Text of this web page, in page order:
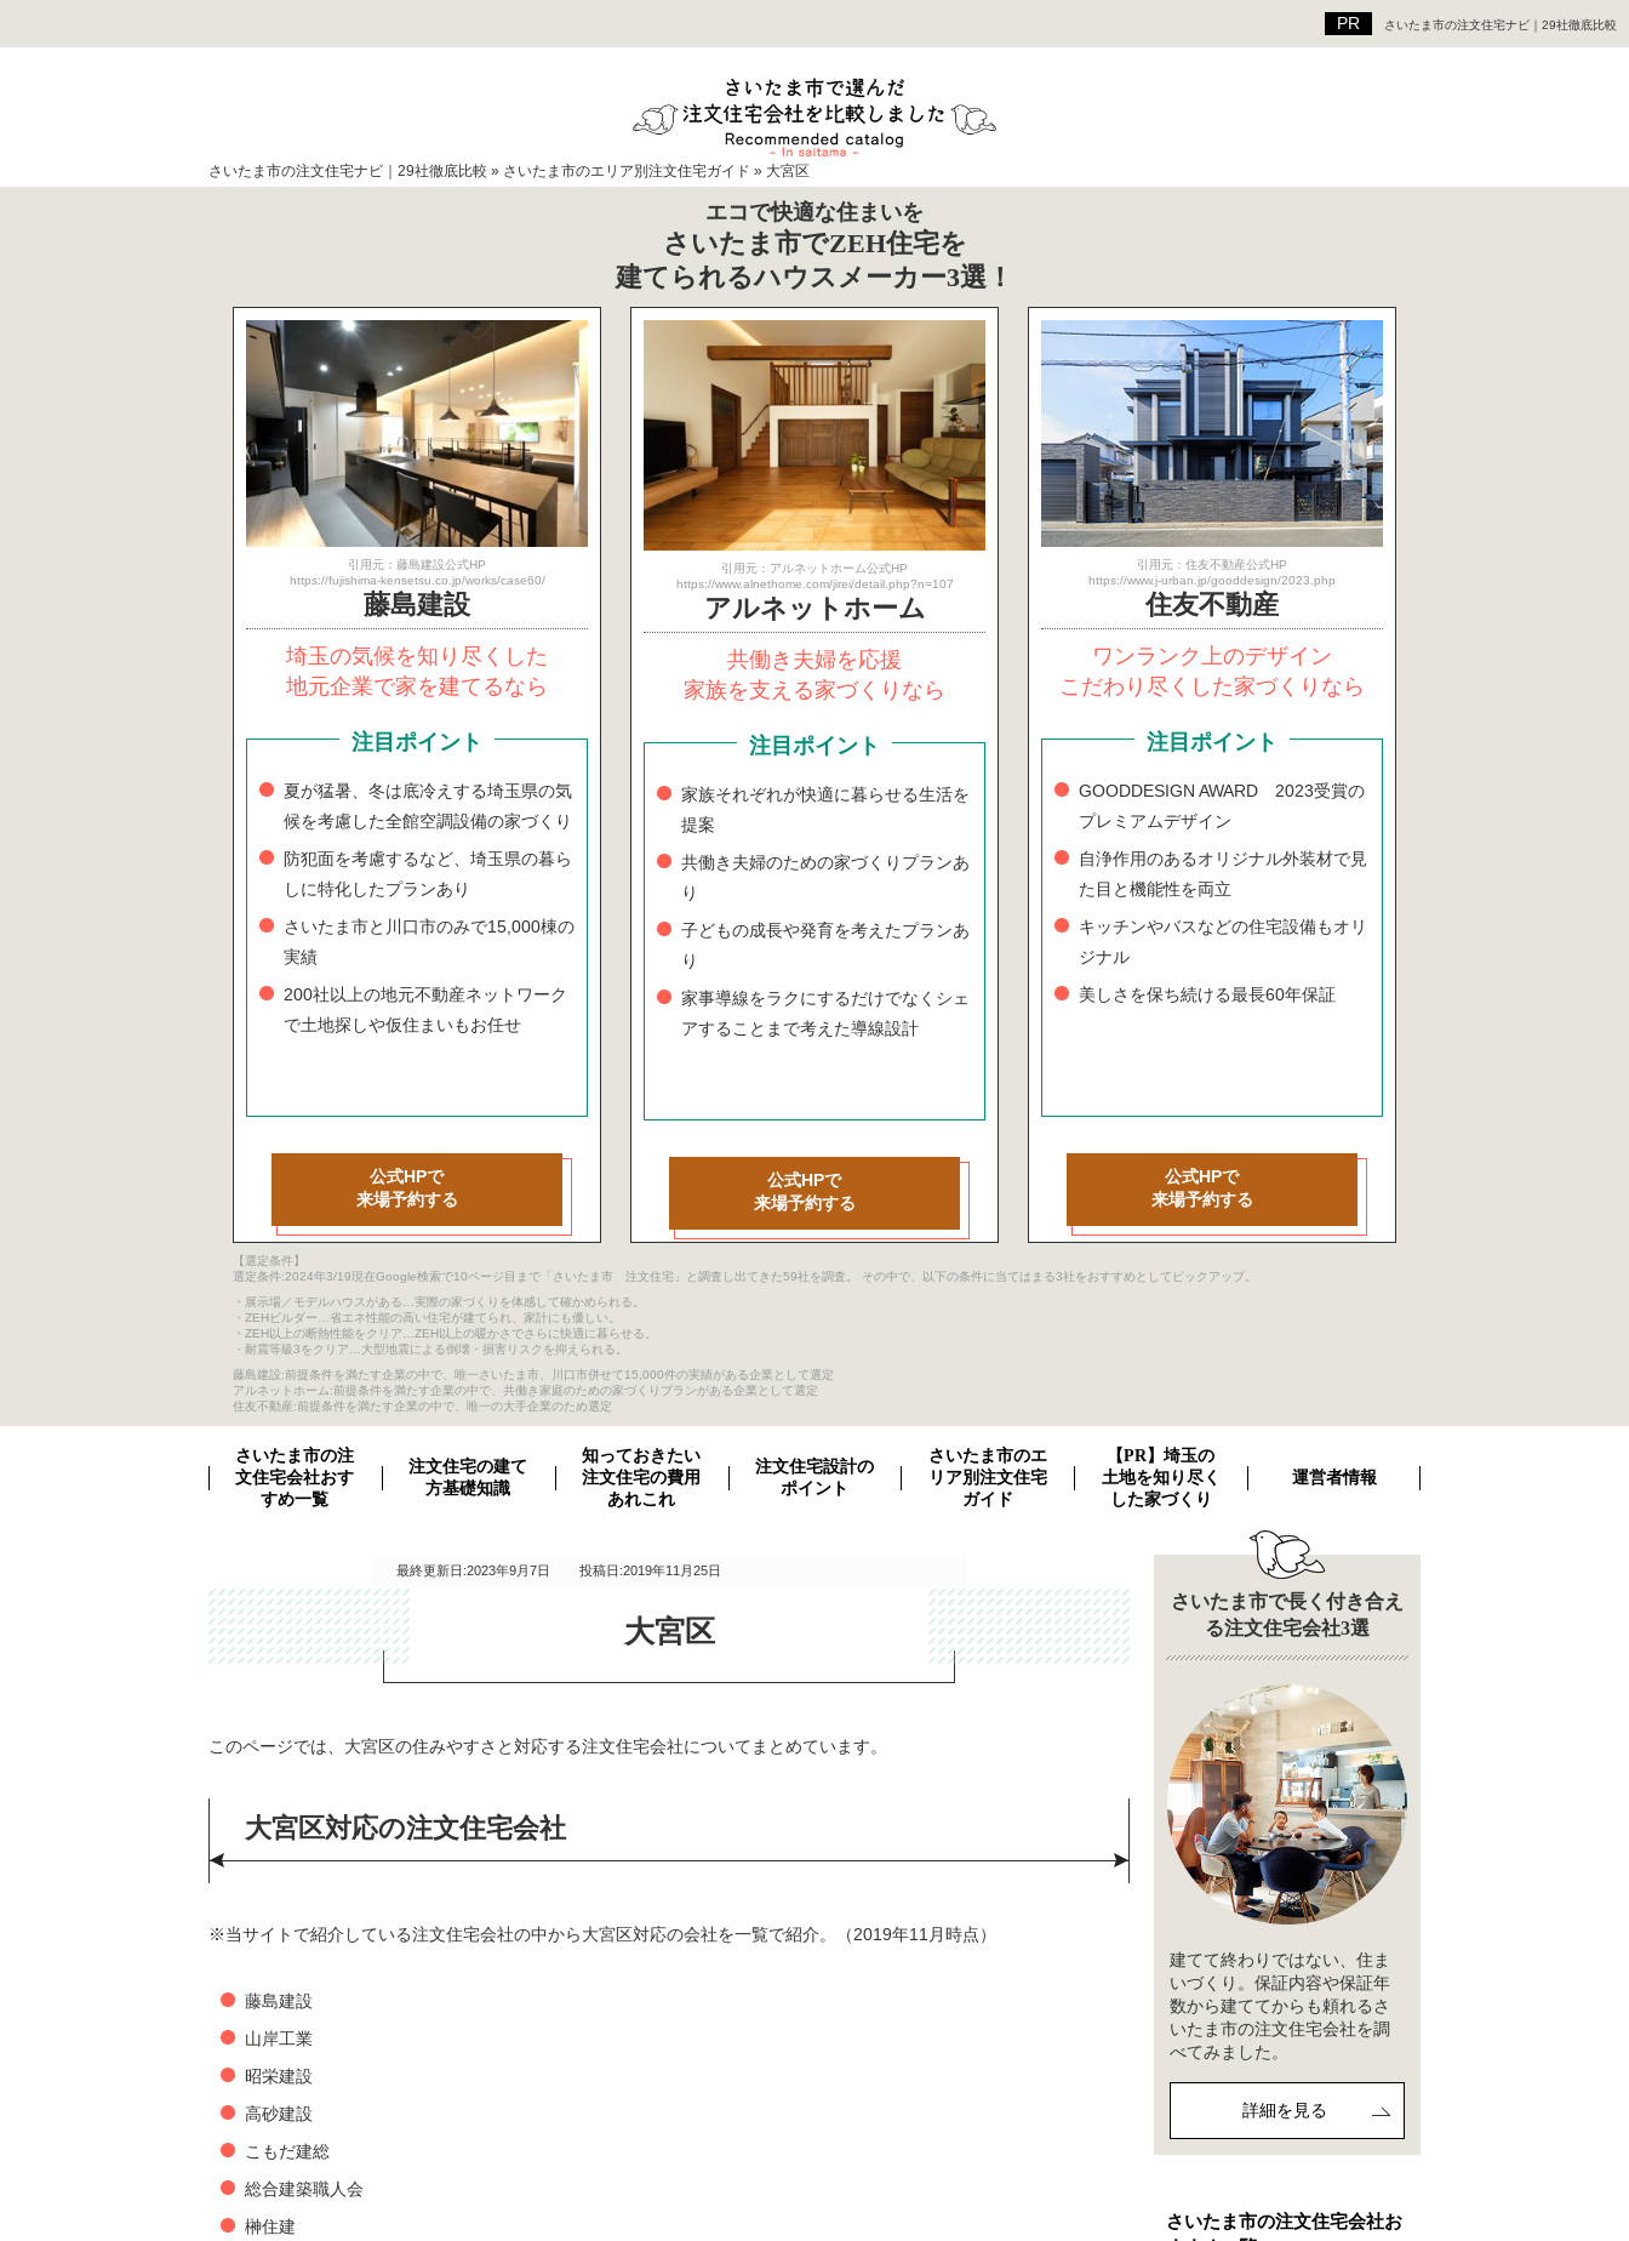
さいたま市の注文住宅ナビ｜29社徹底比較
さいたま市の注文住宅ナビ｜29社徹底比較 » さいたま市のエリア別注文住宅ガイド » 大宮区
エコで快適な住まいを
さいたま市でZEH住宅を
建てられるハウスメーカー3選！
引用元：藤島建設公式HP
https://fujishima-kensetsu.co.jp/works/case60/
藤島建設
埼玉の気候を知り尽くした
地元企業で家を建てるなら
注目ポイント
夏が猛暑、冬は底冷えする埼玉県の気
候を考慮した全館空調設備の家づくり
防犯面を考慮するなど、埼玉県の暮ら
しに特化したプランあり
さいたま市と川口市のみで15,000棟の
実績
200社以上の地元不動産ネットワーク
で土地探しや仮住まいもお任せ
公式HPで
来場予約する
引用元：アルネットホーム公式HP
https://www.alnethome.com/jirei/detail.php?n=107
アルネット ホーム
共働き夫婦を応援
家族を支える家づくりなら
注目ポイント
家族それぞれが快適に暮らせる生活を
提案
共働き夫婦のための家づくりプランあ
り
子どもの成長や発育を考えたプランあ
り
家事導線をラクにするだけでなくシェ
アすることまで考えた導線設計
公式HPで
来場予約する
引用元：住友不動産公式HP
https://www.j-urban.jp/gooddesign/2023.php
住友不動産
ワンランク上のデザイン
こだわり尽くした家づくりなら
注目ポイント
GOODDESIGN AWARD 2023受賞の
プレミアムデザイン
自浄作用のあるオリジナル外装材で見
た目と機能性を両立
キッチンやバスなどの住宅設備もオリ
ジナル
美しさを保ち続ける最長60年保証
公式HPで
来場予約する
【選定条件】
選定条件:2024年3/19現在Google検索で10ページ目まで「さいたま市 注文住宅」と調査し出てきた59社を調査。 その中で、以下の条件に当てはまる3社をおすすめとしてピックアップ。
・展示場／モデルハウスがある…実際の家づくりを体感して確かめられる。
・ZEHビルダー…省エネ性能の高い住宅が建てられ、家計にも優しい。
・ZEH以上の断熱性能をクリア…ZEH以上の暖かさでさらに快適に暮らせる。
・耐震等級3をクリア…大型地震による倒壊・損害リスクを抑えられる。
藤島建設:前提条件を満たす企業の中で、唯一さいたま市、川口市併せて15,000件の実績がある企業として選定
アルネットホーム:前提条件を満たす企業の中で、共働き家庭のための家づくりプランがある企業として選定
住友不動産:前提条件を満たす企業の中で、唯一の大手企業のため選定
さいたま市の注
文住宅会社おす
すめ一覧
注文住宅の建て
方基礎知識
知っておきたい
注文住宅の費用
あれこれ
注文住宅設計の
ポイント
さいたま市のエ
リア別注文住宅
ガイド
【PR】埼玉の
土地を知り尽く
した家づくり
運営者情報
最終更新日:2023年9月7日 投稿日:2019年11月25日
大宮区
このページでは、大宮区の住みやすさと対応する注文住宅会社についてまとめています。
大宮区対応の注文住宅会社
※当サイトで紹介している注文住宅会社の中から大宮区対応の会社を一覧で紹介。（2019年11月時点）
藤島建設
山岸工業
昭栄建設
高砂建設
こもだ建総
総合建築職人会
榊住建
さいたま市で長く付き合え
る注文住宅会社3選
建てて終わりではない、住ま
いづくり。保証内容や保証年
数から建ててからも頼れるさ
いたま市の注文住宅会社を調
べてみました。
詳細を見る
さいたま市の注文住宅会社お